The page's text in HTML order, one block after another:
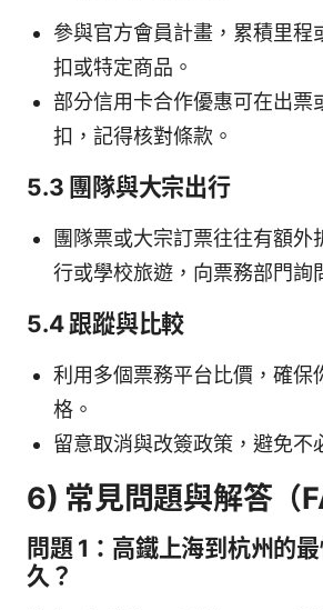
參與官方會員計畫，累積里程
扣或特定商品。
部分信用卡合作優惠可在出票
扣，記得核對條款。
5.3 團隊與大宗出行
團隊票或大宗訂票往往有額外
行或學校旅遊，向票務部門詢
5.4 跟蹤與比較
利用多個票務平台比價，確保
格。
留意取消與改簽政策，避免不
6) 常見問題與解答（
問題 1：高鐵上海到杭州的
久？